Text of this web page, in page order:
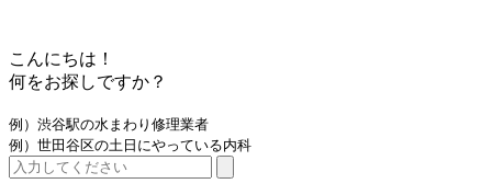
こんにちは！
何をお探しですか？
例）渋谷駅の水まわり修理業者
例）世田谷区の土日にやっている内科